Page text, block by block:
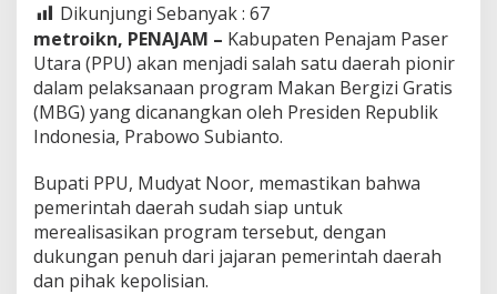
Dikunjungi Sebanyak : 67
metroikn, PENAJAM – Kabupaten Penajam Paser
Utara (PPU) akan menjadi salah satu daerah pionir
dalam pelaksanaan program Makan Bergizi Gratis
(MBG) yang dicanangkan oleh Presiden Republik
Indonesia, Prabowo Subianto.
Bupati PPU, Mudyat Noor, memastikan bahwa
pemerintah daerah sudah siap untuk
merealisasikan program tersebut, dengan
dukungan penuh dari jajaran pemerintah daerah
dan pihak kepolisian.